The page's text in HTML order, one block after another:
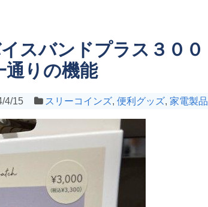
スバンドプラス３００
通りの機能
4/15 スリーコインズ, 便利グッズ, 家電製品